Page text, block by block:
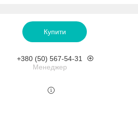
Купити
+380 (50) 567-54-31
Менеджер